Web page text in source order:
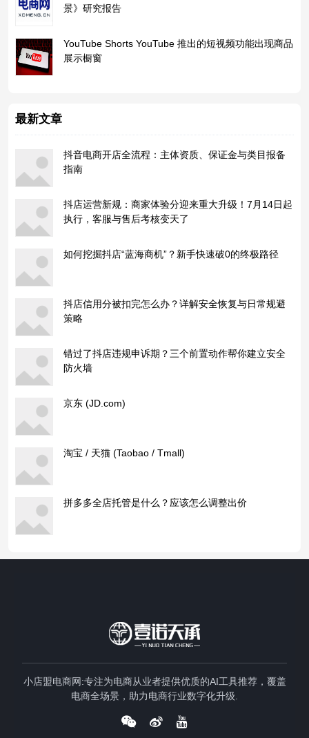
景》研究报告
​​YouTube Shorts YouTube 推出的短视频功能出现商品
展示橱窗
最新文章
抖音电商开店全流程：主体资质、保证金与类目报备
指南
抖店运营新规：商家体验分迎来重大升级！7月14日起
执行，客服与售后考核变天了
如何挖掘抖店“蓝海商机”？新手快速破0的终极路径
抖店信用分被扣完怎么办？详解安全恢复与日常规避
策略
错过了抖店违规申诉期？三个前置动作帮你建立安全
防火墙
京东 (JD.com)
淘宝 / 天猫 (Taobao / Tmall)
拼多多全店托管是什么？应该怎么调整出价
小店盟电商网:专注为电商从业者提供优质的AI工具推荐，覆盖
电商全场景，助力电商行业数字化升级.